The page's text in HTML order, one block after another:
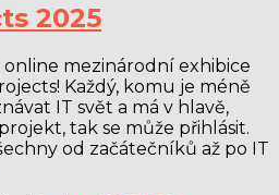
2025
online mezinárodní exhibice
Každý, komu je méně
IT svět a má v hlavě,
tak se může přihlásit.
od začátečníků až po IT